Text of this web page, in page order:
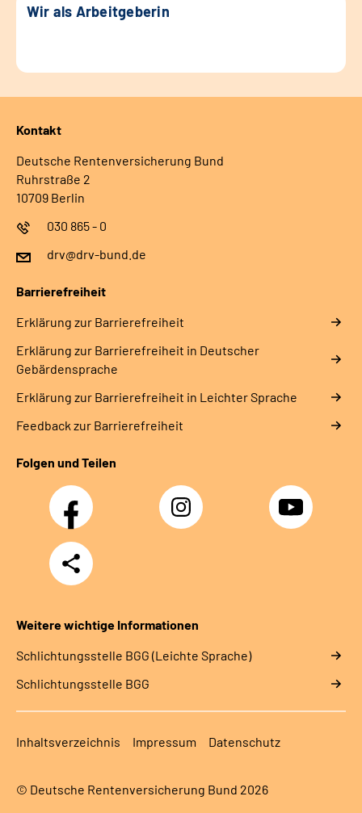
Wir als Arbeitgeberin
Kontakt
Deutsche Rentenversicherung Bund
Ruhrstraße 2
10709 Berlin
030 865 - 0
drv@drv-bund.de
Barrierefreiheit
Erklärung zur Barrierefreiheit
Erklärung zur Barrierefreiheit in Deutscher
Gebärdensprache
Erklärung zur Barrierefreiheit in Leichter Sprache
Feedback zur Barrierefreiheit
Folgen und Teilen
Facebook Instagram YouTube
Teilen
Weitere wichtige Informationen
Schlich­tungs­stel­le BGG (Leichte Sprache)
Schlich­tungs­stel­le BGG
Inhaltsverzeichnis Impressum Datenschutz
© Deutsche Rentenversicherung Bund 2026